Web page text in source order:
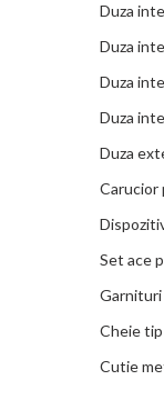
Duza
Duza
Duza
Duza
Duza
Carucior
Set ace
Garnituri
Cheie tip
Cutie